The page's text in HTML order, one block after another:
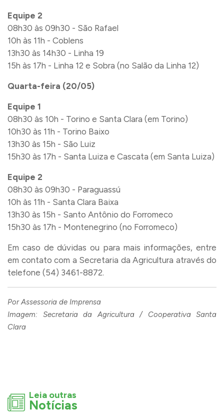
Equipe 2
08h30 às 09h30 - São Rafael
10h às 11h - Coblens
13h30 às 14h30 - Linha 19
15h às 17h - Linha 12 e Sobra (no Salão da Linha 12)
Quarta-feira (20/05)
Equipe 1
08h30 às 10h - Torino e Santa Clara (em Torino)
10h30 às 11h - Torino Baixo
13h30 às 15h - São Luiz
15h30 às 17h - Santa Luiza e Cascata (em Santa Luiza)
Equipe 2
08h30 às 09h30 - Paraguassú
10h às 11h - Santa Clara Baixa
13h30 às 15h - Santo Antônio do Forromeco
15h30 às 17h - Montenegrino (no Forromeco)
Em caso de dúvidas ou para mais informações, entre
em contato com a Secretaria da Agricultura através do
telefone (54) 3461-8872.
Por Assessoria de Imprensa
Imagem: Secretaria da Agricultura / Cooperativa Santa
Clara
Leia outras
Notícias